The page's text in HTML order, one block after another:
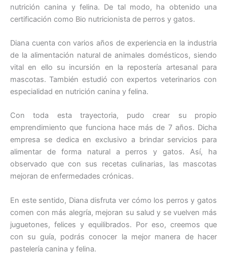
nutrición canina y felina. De tal modo, ha obtenido una
certificación como Bio nutricionista de perros y gatos.
Diana cuenta con varios años de experiencia en la industria
de la alimentación natural de animales domésticos, siendo
vital en ello su incursión en la repostería artesanal para
mascotas. También estudió con expertos veterinarios con
especialidad en nutrición canina y felina.
Con toda esta trayectoria, pudo crear su propio
emprendimiento que funciona hace más de 7 años. Dicha
empresa se dedica en exclusivo a brindar servicios para
alimentar de forma natural a perros y gatos. Así, ha
observado que con sus recetas culinarias, las mascotas
mejoran de enfermedades crónicas.
En este sentido, Diana disfruta ver cómo los perros y gatos
comen con más alegría, mejoran su salud y se vuelven más
juguetones, felices y equilibrados. Por eso, creemos que
con su guía, podrás conocer la mejor manera de hacer
pastelería canina y felina.